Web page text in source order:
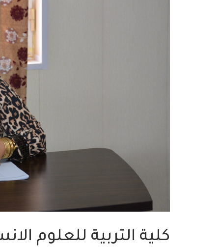
كلية التربية للعلوم